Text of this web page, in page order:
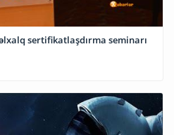
sertifikatlaşdırma seminarı